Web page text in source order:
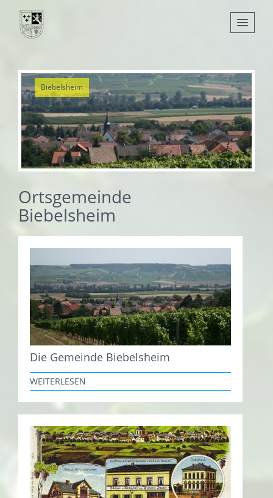
Nachrichten
Leben
Verwaltung
Tourismus
Gemeinden
Biebelsheim
Ortsgemeinde
Biebelsheim
Die Gemeinde Biebelsheim
WEITERLESEN